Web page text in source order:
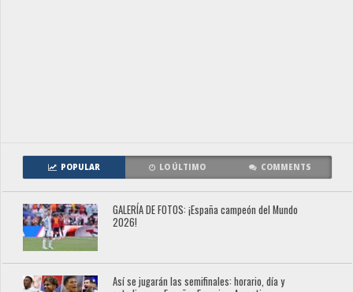
POPULAR LO ÚLTIMO COMMENTS
GALERÍA DE FOTOS: ¡España campeón del Mundo
2026!
Así se jugarán las semifinales: horario, día y